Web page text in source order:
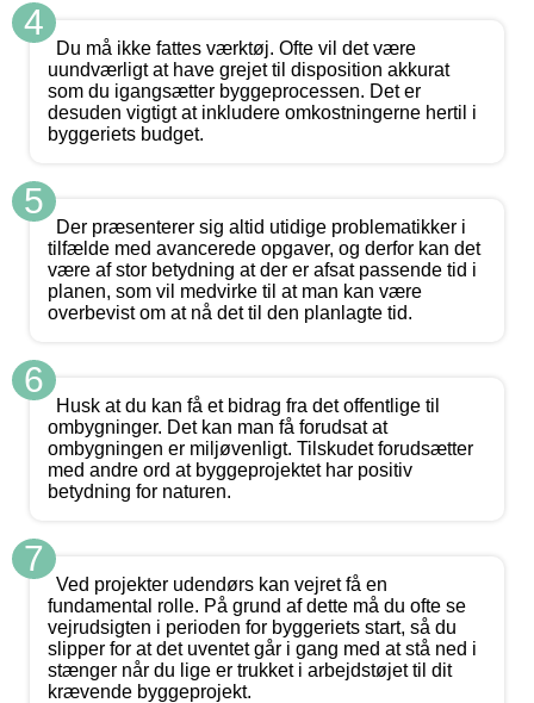
4
Du må ikke fattes værktøj. Ofte vil det være
uundværligt at have grejet til disposition akkurat
som du igangsætter byggeprocessen. Det er
desuden vigtigt at inkludere omkostningerne hertil i
byggeriets budget.
5
Der præsenterer sig altid utidige problematikker i
tilfælde med avancerede opgaver, og derfor kan det
være af stor betydning at der er afsat passende tid i
planen, som vil medvirke til at man kan være
overbevist om at nå det til den planlagte tid.
6
Husk at du kan få et bidrag fra det offentlige til
ombygninger. Det kan man få forudsat at
ombygningen er miljøvenligt. Tilskudet forudsætter
med andre ord at byggeprojektet har positiv
betydning for naturen.
7
Ved projekter udendørs kan vejret få en
fundamental rolle. På grund af dette må du ofte se
vejrudsigten i perioden for byggeriets start, så du
slipper for at det uventet går i gang med at stå ned i
stænger når du lige er trukket i arbejdstøjet til dit
krævende byggeprojekt.